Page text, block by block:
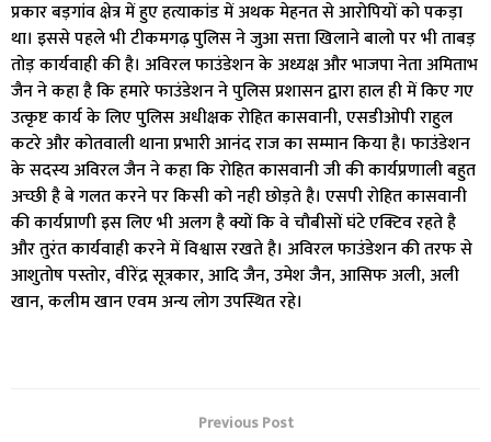
प्रकार बड़गांव क्षेत्र में हुए हत्याकांड में अथक मेहनत से आरोपियों को पकड़ा
था। इससे पहले भी टीकमगढ़ पुलिस ने जुआ सत्ता खिलाने बालो पर भी ताबड़
तोड़ कार्यवाही की है। अविरल फाउंडेशन के अध्यक्ष और भाजपा नेता अमिताभ
जैन ने कहा है कि हमारे फाउंडेशन ने पुलिस प्रशासन द्वारा हाल ही में किए गए
उत्कृष्ट कार्य के लिए पुलिस अधीक्षक रोहित कासवानी, एसडीओपी राहुल
कटरे और कोतवाली थाना प्रभारी आनंद राज का सम्मान किया है। फाउंडेशन
के सदस्य अविरल जैन ने कहा कि रोहित कासवानी जी की कार्यप्रणाली बहुत
अच्छी है बे गलत करने पर किसी को नही छोड़ते है। एसपी रोहित कासवानी
की कार्यप्राणी इस लिए भी अलग है क्यों कि वे चौबीसों घंटे एक्टिव रहते है
और तुरंत कार्यवाही करने में विश्वास रखते है। अविरल फाउंडेशन की तरफ से
आशुतोष पस्तोर, वीरेंद्र सूत्रकार, आदि जैन, उमेश जैन, आसिफ अली, अली
खान, कलीम खान एवम अन्य लोग उपस्थित रहे।
Previous Post